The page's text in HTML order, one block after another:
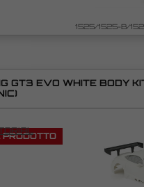
1525/1525-B/
GT3 EVO WHITE BODY
PRODOTTO